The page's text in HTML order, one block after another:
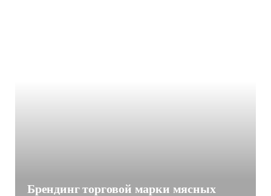
Брендинг торговой марки мясных